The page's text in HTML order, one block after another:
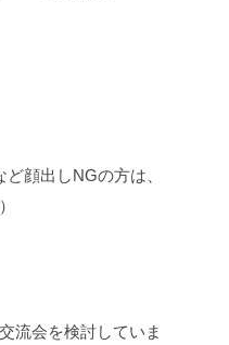
顔出しNGの方は、
流会を検討していま